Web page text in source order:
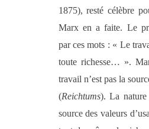
1875), resté célèbre
Marx en a faite. Le
par ces mots : « Le
toute richesse… ».
travail n’est pas la
(Reichtums). La nature
source des valeurs